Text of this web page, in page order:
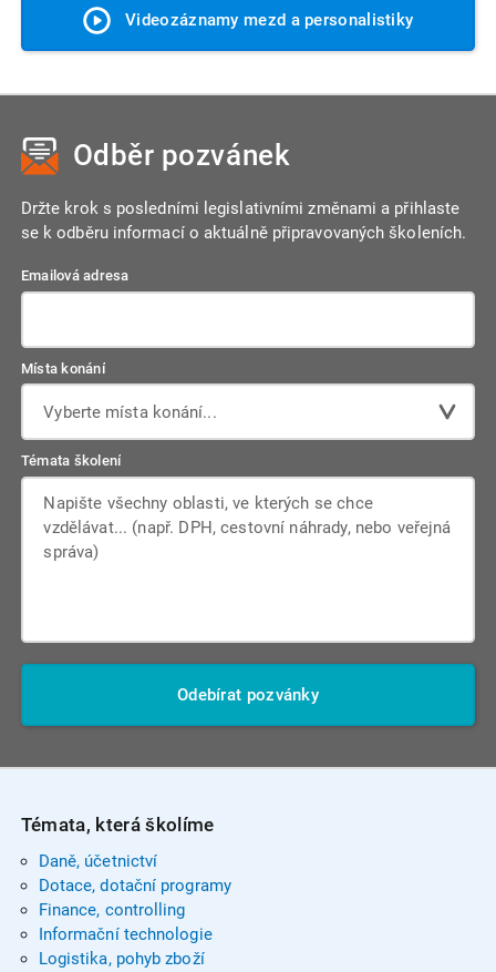
Videozáznamy mezd a personalistiky
Odběr pozvánek
Držte krok s posledními legislativními změnami a přihlaste
se k odběru informací o aktuálně připravovaných školeních.
Emailová adresa
Místa konání
Vyberte místa konání...
Témata školení
Odebírat pozvánky
Témata, která školíme
Daně, účetnictví
Dotace, dotační programy
Finance, controlling
Informační technologie
Logistika, pohyb zboží